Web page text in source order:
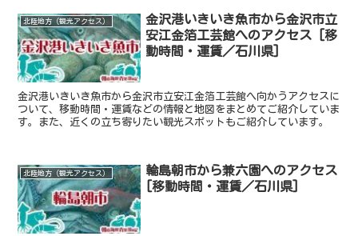
北陸地方（観光アクセス）
金沢港いきいき魚市から金沢市立
安江金箔工芸館へのアクセス [移
動時間・運賃／石川県]
金沢港いきいき魚市から金沢市立安江金箔工芸館へ向かうアクセスに
ついて、移動時間・運賃などの情報と地図をまとめてご紹介していま
す。また、近くの立ち寄りたい観光スポットもご紹介しています。
北陸地方（観光アクセス）
輪島朝市から兼六園へのアクセス
[移動時間・運賃／石川県]